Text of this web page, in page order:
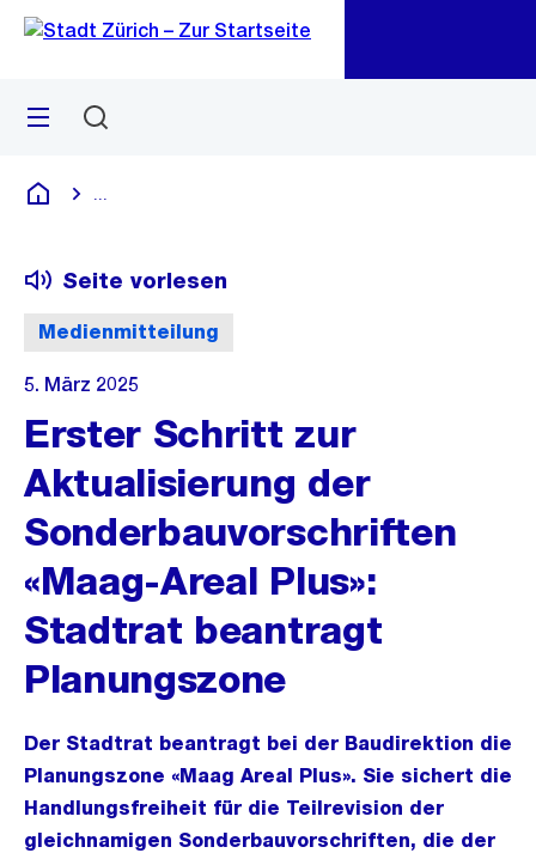
Navigation
Sprunglink
Menü
Deutsch
Medienmitteilung
Seite vorlesen
5. März 2025
Erster Schritt zur
Aktualisierung der
Sonderbauvorschriften
«Maag-Areal Plus»:
Stadtrat beantragt
Planungszone
Der Stadtrat beantragt bei der Baudirektion die
Planungszone «Maag Areal Plus». Sie sichert die
Handlungsfreiheit für die Teilrevision der
gleichnamigen Sonderbauvorschriften, die der